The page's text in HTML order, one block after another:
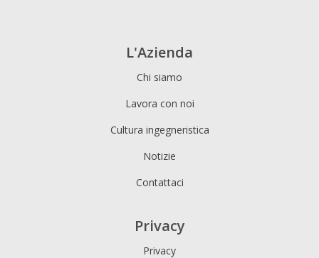
L'Azienda
Chi siamo
Lavora con noi
Cultura ingegneristica
Notizie
Contattaci
Privacy
Privacy